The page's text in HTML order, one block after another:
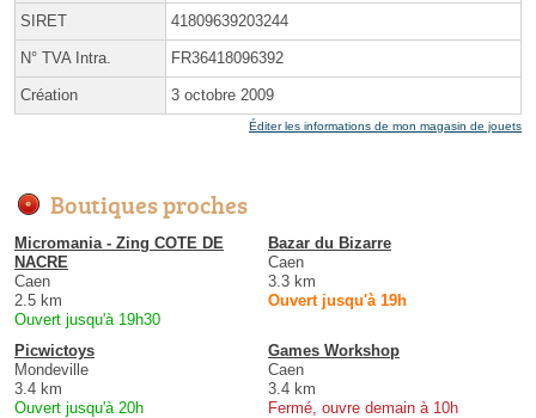
SIRET 41809639203244
N° TVA Intra. FR36418096392
Création 3 octobre 2009
Éditer les informations de mon magasin de jouets
Boutiques proches
Micromania - Zing COTE DE
NACRE
Caen
2.5 km
Ouvert jusqu'à 19h30
Bazar du Bizarre
Caen
3.3 km
Ouvert jusqu'à 19h
Picwictoys
Mondeville
3.4 km
Ouvert jusqu'à 20h
Games Workshop
Caen
3.4 km
Fermé, ouvre demain à 10h